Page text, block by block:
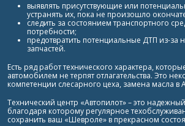
выявлять присутствующие или
устранять их, пока не произошло
следить за состоянием транспортного
потребности;
предотвратить потенциальные ДТП из-за
запчастей.
Есть ряд работ технического характера,
автомобилем не терпят отлагательства. Это
компетенции слесарного цеха, замена масла в
Технический центр «Автопилот» – это
благодаря которому регулярное
сохранить ваш «Шевроле» в прекрасном